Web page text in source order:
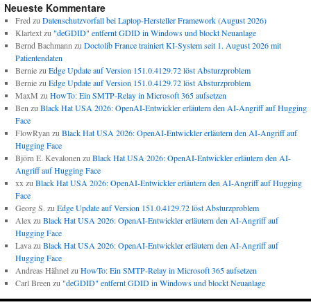
Neueste Kommentare
Fred zu Datenschutzvorfall bei Laptop-Hersteller Framework (August 2026)
Klartextzu "deGDID" entfernt GDID in Windows und blockt Neuanlage
Bernd Bachmann zu Doctolib France trainiert KI-System seit 1. August 2026 mit
Patientendaten
Berniezu Edge Update auf Version 151.0.4129.72 löst Absturzproblem
Berniezu Edge Update auf Version 151.0.4129.72 löst Absturzproblem
MaxM zu HowTo: Ein SMTP-Relay in Microsoft 365 aufsetzen
Ben zu Black Hat USA 2026: OpenAI-Entwickler erläutern den AI-Angriff auf Hugging
Face
FlowRyan zu Black Hat USA 2026: OpenAI-Entwickler erläutern den AI-Angriff auf
Hugging Face
Björn E. Kevalonen zu Black Hat USA 2026: OpenAI-Entwickler erläutern den AI-
Angriff auf Hugging Face
xx zu Black Hat USA 2026: OpenAI-Entwickler erläutern den AI-Angriff auf Hugging
Face
Georg S. zu Edge Update auf Version 151.0.4129.72 löst Absturzproblem
Alex zu Black Hat USA 2026: OpenAI-Entwickler erläutern den AI-Angriff auf
Hugging Face
Lavazu Black Hat USA 2026: OpenAI-Entwickler erläutern den AI-Angriff auf
Hugging Face
Andreas Hähnelzu HowTo: Ein SMTP-Relay in Microsoft 365 aufsetzen
Carl Breen zu "deGDID" entfernt GDID in Windows und blockt Neuanlage